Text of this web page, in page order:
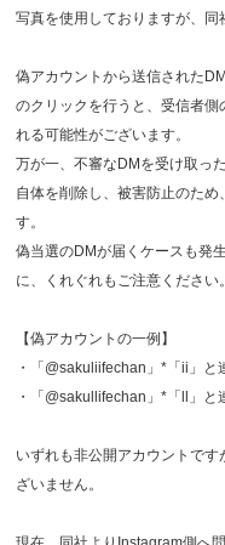
写真を使用しておりますが、同
偽アカウントから送信された
のクリックを行うと、受信者
れる可能性がございます。
万が一、不審なDMを受け取っ
自体を削除し、被害防止のた
す。
偽当選のDMが届くケースも発
に、くれぐれもご注意ください。
【偽アカウントの一例】
・「@sakuliifechan」*「ii」と
・「@sakullifechan」*「ll」と
いずれも非公開アカウントで
ざいません。